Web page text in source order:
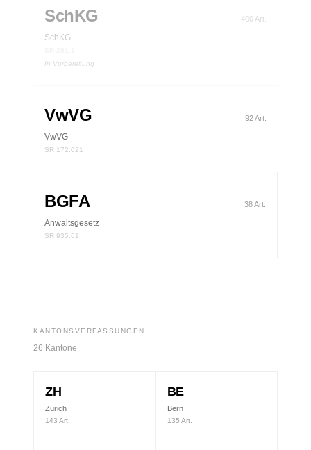
SchKG 400 Art.
SchKG
In Vorbereitung
VwVG 92 Art.
VwVG
SR 172.021
BGFA 38 Art.
Anwaltsgesetz
SR 935.61
KANTONSVERFASSUNGEN
26 Kantone
ZH
Zürich
143 Art.
BE
Bern
135 Art.